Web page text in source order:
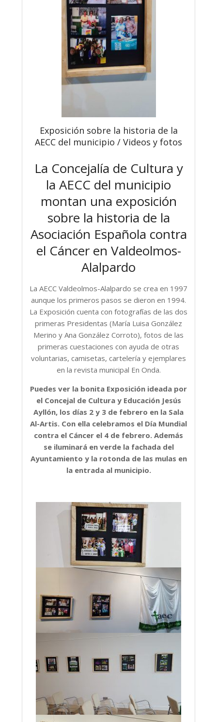
Exposición sobre la historia de la
AECC del municipio / Videos y fotos
La Concejalía de Cultura y
la AECC del municipio
montan una exposición
sobre la historia de la
Asociación Española contra
el Cáncer en Valdeolmos-
Alalpardo
La AECC Valdeolmos-Alalpardo se crea en 1997
aunque los primeros pasos se dieron en 1994.
La Exposición cuenta con fotografías de las dos
primeras Presidentas (María Luisa González
Merino y Ana González Corroto), fotos de las
primeras cuestaciones con ayuda de otras
voluntarias, camisetas, cartelería y ejemplares
en la revista municipal En Onda.
Puedes ver la bonita Exposición ideada por
el Concejal de Cultura y Educación Jesús
Ayllón, los días 2 y 3 de febrero en la Sala
Al-Artis. Con ella celebramos el Día Mundial
contra el Cáncer el 4 de febrero. Además
se iluminará en verde la fachada del
Ayuntamiento y la rotonda de las mulas en
la entrada al municipio.